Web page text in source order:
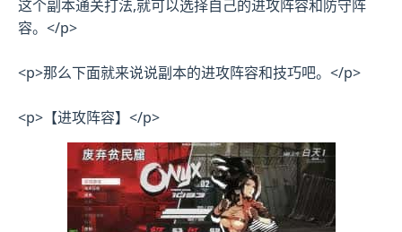
这个副本通关打法,就可以选择自己的进攻阵容和防守阵
容。</p>
<p>那么下面就来说说副本的进攻阵容和技巧吧。</p>
<p>【进攻阵容】</p>